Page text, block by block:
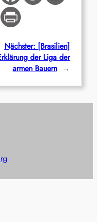
Nächster: [Brasilien]
der Liga der
armen Bauern →